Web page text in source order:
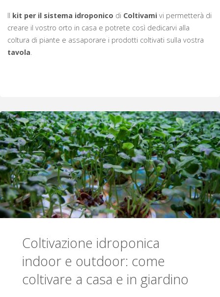
Il kit per il sistema idroponico di Coltivamivi permetterà di
creare il vostro orto in casa e potrete così dedicarvi alla
coltura di piante e assaporare i prodotti coltivati sulla vostra
tavola.
Coltivazione idroponica
indoor e outdoor: come
coltivare a casa e in giardino